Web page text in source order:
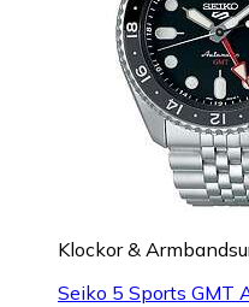
Klockor &
Seiko 5 Sports GMT